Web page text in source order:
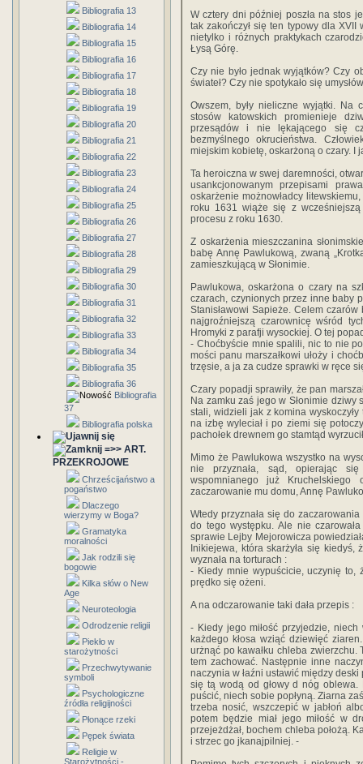
Bibliografia 13
Bibliografia 14
Bibliografia 15
Bibliografia 16
Bibliografia 17
Bibliografia 18
Bibliografia 19
Bibliografia 20
Bibliografia 21
Bibliografia 22
Bibliografia 23
Bibliografia 24
Bibliografia 25
Bibliografia 26
Bibliografia 27
Bibliografia 28
Bibliografia 29
Bibliografia 30
Bibliografia 31
Bibliografia 32
Bibliografia 33
Bibliografia 34
Bibliografia 35
Bibliografia 36
Bibliografia
37
Bibliografia polska
=>> ART.
PRZEKROJOWE
Chrześcijaństwo a
pogaństwo
Dlaczego
wierzymy w Boga?
Gramatyka
moralności
Jak rodzili się
bogowie
Kilka słów o New
Age
Neuroteologia
Odrodzenie religii
Piekło w
starożytności
Przechwytywanie
symboli
Psychologiczne
źródła religijności
Płonące rzeki
Pępek świata
Religie w
Starożytności -
W cztery dni później poszła na stos
tak zakończył się ten typowy dla
nietylko i różnych praktykach
Łysą Górę.
Czy nie było jednak wyjątków? Czy
świateł? Czy nie spotykało się
Owszem, były nieliczne wyjątki. Na
stosów katowskich promienieje
przesądów i nie lękającego się
bezmyślnego okrucieństwa.
miejskim kobietę, oskarżoną o czary. I
Ta heroiczna w swej daremności,
usankcjonowanym przepisami
oskarżenie możnowładcy
roku 1631 wiąże się z
procesu z roku 1630.
Z oskarżenia mieszczanina
babę Annę Pawlukową, zwaną
zamieszkującą w Słonimie.
Pawlukowa, oskarżona o czary na
czarach, czynionych przez inne baby
Stanisławowi Sapieże. Celem
najgroźniejszą czarownicę wśród
Hromyki z parafji wysockiej. O tej
- Choćbyście mnie spalili, nic to nie
mości panu marszałkowi ułoży i
trzęsie, a ja za cudze sprawki w ręce
Czary popadji sprawiły, że pan
Na zamku zaś jego w Słonimie dziwy
stali, widzieli jak z komina
na izbę wyleciał i po ziemi się
pachołek drewnem go stamtąd
Mimo że Pawlukowa wszystko na
nie przyznała, sąd, opierając
wspomnianego już
zaczarowanie mu domu, Annę
Wtedy przyznała się do
do tego występku. Ale nie
sprawie Lejby Mejorowicza
Inikiejewa, która skarżyła się
wyznała na torturach :
- Kiedy mnie wypuścicie, uczynię to,
prędko się ożeni.
A na odczarowanie taki dała przepis :
- Kiedy jego miłość przyjedzie,
każdego kłosa wziąć dziewięć
urżnąć po kawałku chleba
tem zachować. Następnie inne
naczynia w łaźni ustawić między
się tą wodą od głowy d nóg
puścić, niech sobie popłyną. Ziarna
trzeba nosić, wszczepić w jabłoń
potem będzie miał jego miłość w
przejeżdżał, bochem chleba położą.
i strzec go jkanajpilniej. -